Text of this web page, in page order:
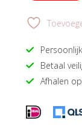
Betaal
Afhalen